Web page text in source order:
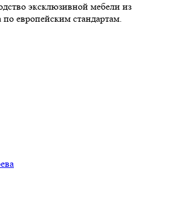
эксклюзивной мебели из
по европейским стандартам.